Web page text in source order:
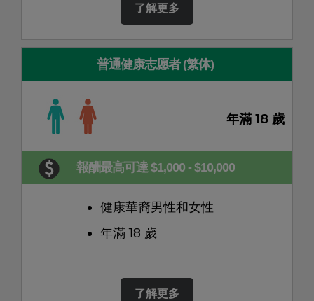
了解更多
普通健康志愿者 (繁体)
年滿 18 歲
報酬最高可達 $1,000 - $10,000
健康華裔男性和女性
年滿 18 歲
了解更多